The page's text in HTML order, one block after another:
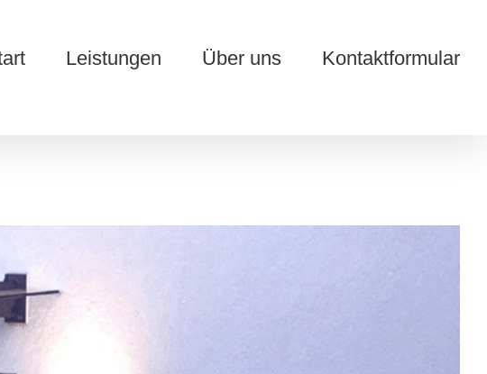
Leistungen Über uns Kontaktformular